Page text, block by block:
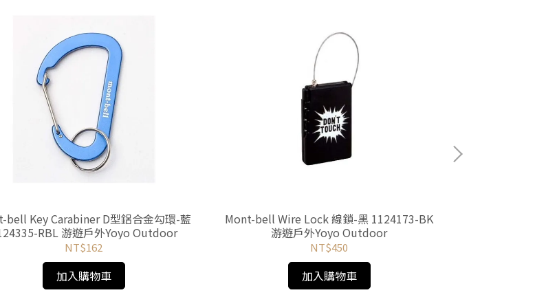
bell Key Carabiner D型鋁合金勾環-藍
RBL 游遊戶外Yoyo Outdoor
NT$162
加入購物車
Mont-bell Wire Lock 線鎖-黑 1124173-BK
游遊戶外Yoyo Outdoor
NT$450
加入購物車